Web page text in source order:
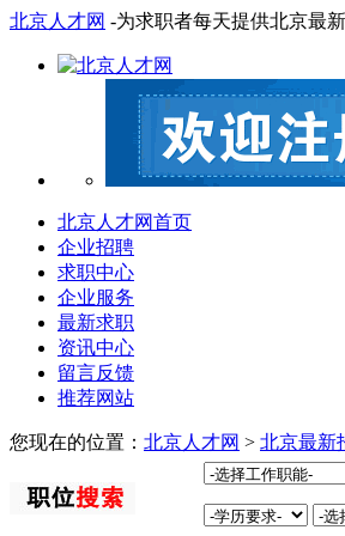
北京人才网 -为求职者每天提供北京最新
北京人才网首页
企业招聘
求职中心
企业服务
最新求职
资讯中心
留言反馈
推荐网站
您现在的位置： 北京人才网 > 北京最新